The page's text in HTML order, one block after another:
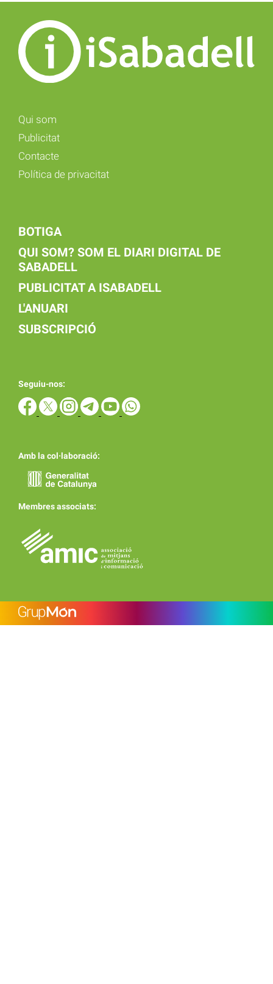
Qui som
Publicitat
Contacte
Política de privacitat
BOTIGA
QUI SOM? SOM EL DIARI DIGITAL DE
SABADELL
PUBLICITAT A ISABADELL
L'ANUARI
SUBSCRIPCIÓ
Seguiu-nos:
Amb la col·laboració:
Membres associats: